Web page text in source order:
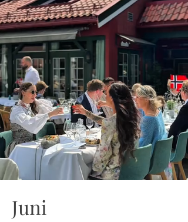
Juni